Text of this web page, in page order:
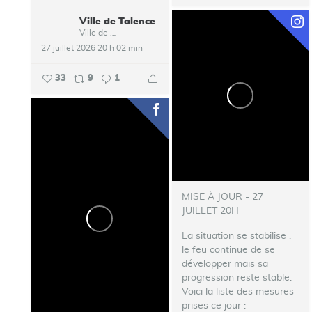
Ville de Talence
27 juillet 2026 20 h 02 min
33 9 1
MISE À JOUR - 27
JUILLET 20H
La situation se stabilise :
le feu continue de se
développer mais sa
progression reste stable.
Voici la liste des mesures
prises ce jour :